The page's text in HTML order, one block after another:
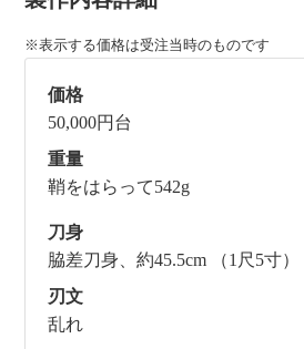
※表示する価格は受注当時のものです
価格
50,000円台
重量
鞘をはらって542g
刀身
脇差刀身、約45.5cm （1尺5寸）
刃文
乱れ